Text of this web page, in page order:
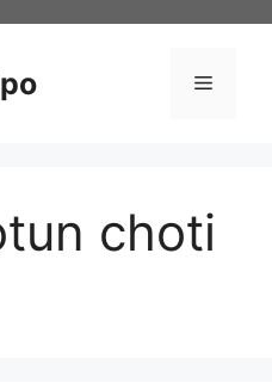
Menu
choti